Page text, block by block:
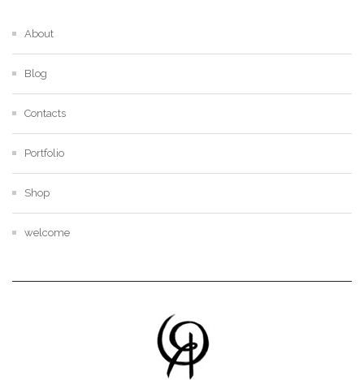
About
Blog
Contacts
Portfolio
Shop
welcome